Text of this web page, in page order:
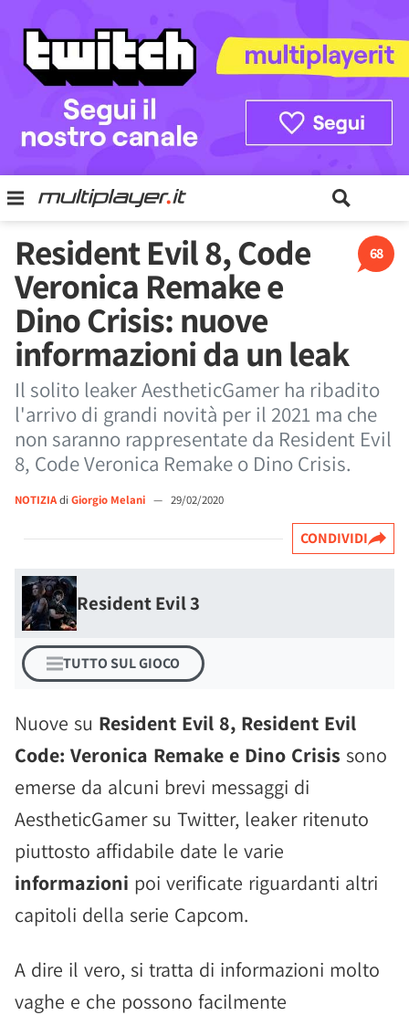
68
Resident Evil 8, Code
Veronica Remake e
Dino Crisis: nuove
informazioni da un leak
Il solito leaker AestheticGamer ha ribadito
l'arrivo di grandi novità per il 2021 ma che
non saranno rappresentate da Resident Evil
8, Code Veronica Remake o Dino Crisis.
NOTIZIAdi Giorgio Melani — 29/02/2020
CONDIVIDI
Resident Evil 3
TUTTO SUL GIOCO
Nuove su Resident Evil 8, Resident Evil
Code: Veronica Remake e Dino Crisis sono
emerse da alcuni brevi messaggi di
AestheticGamer su Twitter, leaker ritenuto
piuttosto affidabile date le varie
informazioni poi verificate riguardanti altri
capitoli della serie Capcom.
A dire il vero, si tratta di informazioni molto
vaghe e che possono facilmente